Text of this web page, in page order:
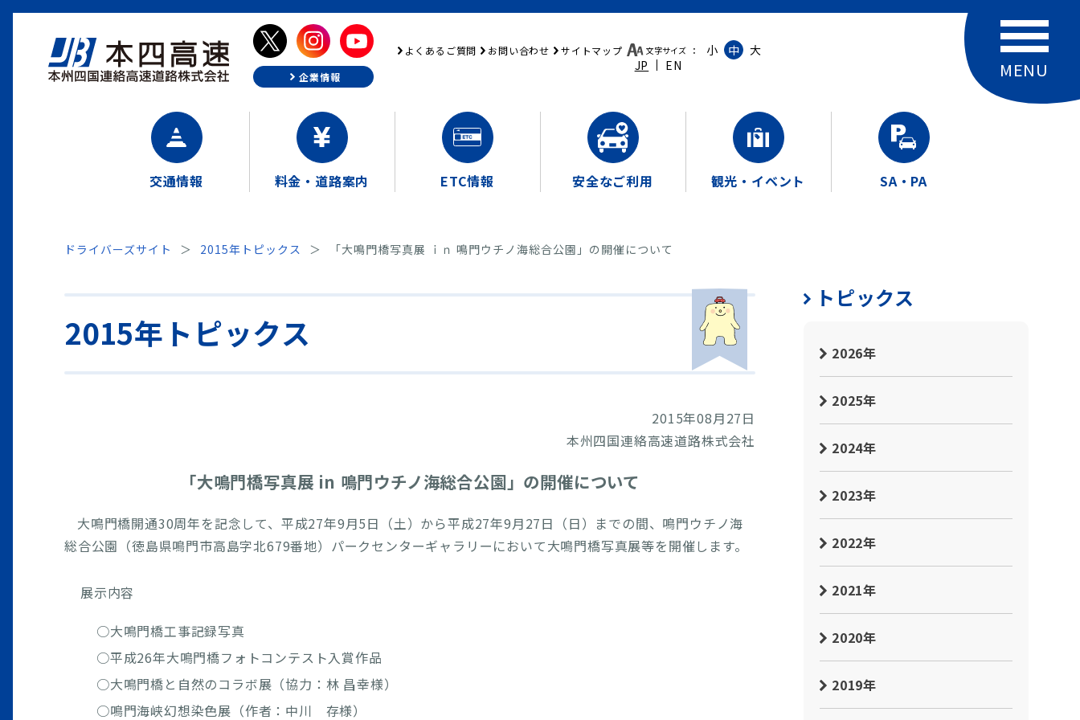
企業情報
よくあるご質問 お問い合わせ サイトマップ 文字サイズ ： 小 中
大
JP
EN
交通情報 料金・道路案内 ETC情報 安全なご利用 観光・イベント SA・PA
ドライバーズサイト 2015年トピックス 「大鳴門橋写真展 ｉｎ 鳴門ウチノ海総合公園」の開催について
2015年トピックス
2015年08月27日
本州四国連絡高速道路株式会社
「大鳴門橋写真展 in 鳴門ウチノ海総合公園」の開催について
大鳴門橋開通30周年を記念して、平成27年9月5日（土）から平成27年9月27日（日）までの間、鳴門ウチノ海
総合公園（徳島県鳴門市高島字北679番地）パークセンターギャラリーにおいて大鳴門橋写真展等を開催します。
展示内容
○大鳴門橋工事記録写真
○平成26年大鳴門橋フォトコンテスト入賞作品
○大鳴門橋と自然のコラボ展（協力：林 昌幸様）
○鳴門海峡幻想染色展（作者：中川 存様）
トピックス
2026年
2025年
2024年
2023年
2022年
2021年
2020年
2019年